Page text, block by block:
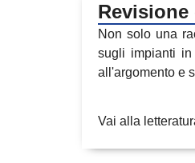
Revisione
Non solo una
sugli impianti
all'argomento e
Vai alla